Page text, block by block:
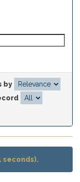
by
seconds).